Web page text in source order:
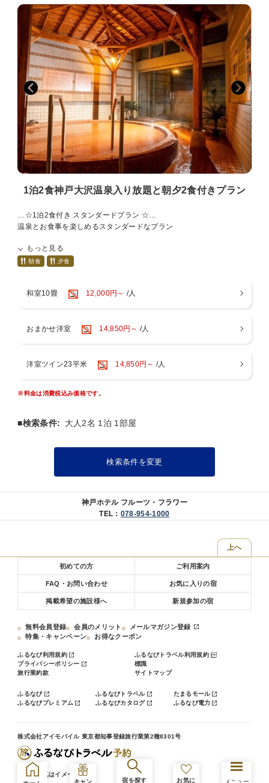
（別途チェックアウト時のお支払いとなります）
1泊2食神戸大沢温泉入り放題と朝夕2食付きプラン
…☆1泊2食付き スタンダードプラン ☆…
温泉とお食事を楽しめるスタンダードなプラン
お過ごし下さいませ。
▼プラン内容▼
・レストランでご夕食 バイキング
▽プラン共通案内▽
鉄分やナトリウムを含んだ有馬温泉と同じ泉質の露天風呂をはじめ、
●神戸三田プレミアムアウトレット「クーポンシート引換券」
ございます。
レストラン「カトレア」にて夕食バイキング
ソフトドリンクバー付き
●ご朝食● ［7：00-9：00(L.O 8:45)]
ご夕食会場と同じ「カトレア」にてバイキング
フルーツフラワーパーク内は入園料・駐車料無料です。 パーク奥、ホ
テルに近い宿泊者用駐車場をご利用くださいませ。（屋外）
●無料送迎バス●
ホテル ←→ 三田駅
予約制となっております。
◇写真はイメージです。お食事の内容は変更することがあります。
◇3歳以上のお子様の添い寝はご遠慮いただいております。
◇0歳から2歳：添寝無料。
もっと見る
朝食 夕食
和室10畳 12,000円～ /人
おまかせ洋室 14,850円～ /人
洋室ツイン23平米 14,850円～ /人
※料金は消費税込み価格です。
■検索条件: 大人2名 1泊 1部屋
検索条件を変更
神戸ホテル フルーツ・フラワー
TEL： 078-954-1000
上へ
初めての方 ご利用案内
FAQ・お問い合わせ お気に入りの宿
掲載希望の施設様へ 新規参加の宿
無料会員登録 会員のメリット
メールマガジン登録
特集・キャンペーン
お得なクーポン
ふるなび利用規約
ふるなびトラベル利用規約
プライバシーポリシー
標識
旅行業約款
サイトマップ
ふるなび ふるなびトラベル
たまるモール
ふるなびプレミアム
ふるなびカタログ ふるなび電力
株式会社アイモバイル 東京都知事登録旅行業第2種8301号
※掲載写真はイメージです。
キャン 宿を探す お気に メニュー